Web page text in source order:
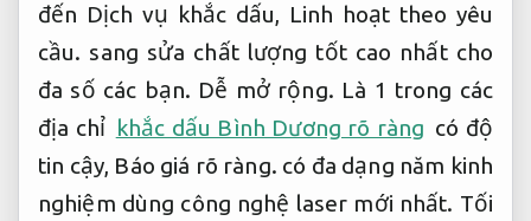
đến Dịch vụ khắc dấu, Linh hoạt theo yêu
cầu. sang sửa chất lượng tốt cao nhất cho
đa số các bạn. Dễ mở rộng. Là 1 trong các
địa chỉ khắc dấu Bình Dương rõ ràng có độ
tin cậy, Báo giá rõ ràng. có đa dạng năm kinh
nghiệm dùng công nghệ laser mới nhất. Tối